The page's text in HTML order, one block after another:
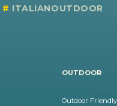
ITALIANOUTDOOR
OUTDOOR
Outdoor